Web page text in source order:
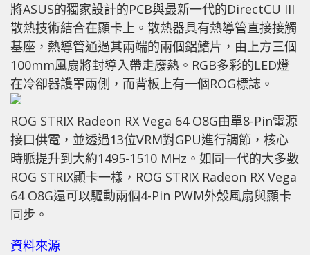
將ASUS的獨家設計的PCB與最新一代的DirectCU III
散熱技術結合在顯卡上。散熱器具有熱導管直接接觸
基座，熱導管通過其兩端的兩個鋁鰭片，由上方三個
100mm風扇將封導入帶走廢熱。RGB多彩的LED燈
在冷卻器護罩兩側，而背板上有一個ROG標誌。
ROG STRIX Radeon RX Vega 64 O8G由單8-Pin電源
接口供電，並透過13位VRM對GPU進行調節，核心
時脈提升到大約1495-1510 MHz。如同一代的大多數
ROG STRIX顯卡一樣，ROG STRIX Radeon RX Vega
64 O8G還可以驅動兩個4-Pin PWM外殼風扇與顯卡
同步。
資料來源